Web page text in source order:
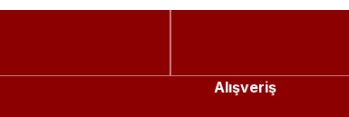
Alışveriş